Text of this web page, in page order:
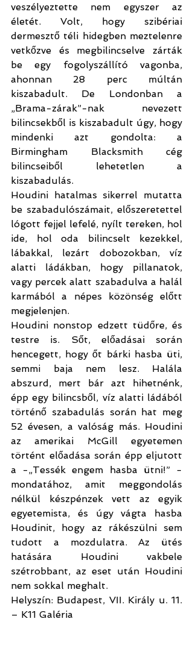
veszélyeztette nem egyszer az
életét. Volt, hogy szibériai
dermesztő téli hidegben meztelenre
vetkőzve és megbilincselve zárták
be egy fogolyszállító vagonba,
ahonnan 28 perc múltán
kiszabadult. De Londonban a
„Brama-zárak”-nak nevezett
bilincsekből is kiszabadult úgy, hogy
mindenki azt gondolta: a
Birmingham Blacksmith cég
bilincseiből lehetetlen a
kiszabadulás.
Houdini hatalmas sikerrel mutatta
be szabadulószámait, előszeretettel
lógott fejjel lefelé, nyílt tereken, hol
ide, hol oda bilincselt kezekkel,
lábakkal, lezárt dobozokban, víz
alatti ládákban, hogy pillanatok,
vagy percek alatt szabadulva a halál
karmából a népes közönség előtt
megjelenjen.
Houdini nonstop edzett tüdőre, és
testre is. Sőt, előadásai során
hencegett, hogy őt bárki hasba üti,
semmi baja nem lesz. Halála
abszurd, mert bár azt hihetnénk,
épp egy bilincsből, víz alatti ládából
történő szabadulás során hat meg
52 évesen, a valóság más. Houdini
az amerikai McGill egyetemen
történt előadása során épp eljutott
a -„Tessék engem hasba ütni!” -
mondatához, amit meggondolás
nélkül készpénzek vett az egyik
egyetemista, és úgy vágta hasba
Houdinit, hogy az rákészülni sem
tudott a mozdulatra. Az ütés
hatására Houdini vakbele
szétrobbant, az eset után Houdini
nem sokkal meghalt.
Helyszín: Budapest, VII. Király u. 11.
– K11 Galéria